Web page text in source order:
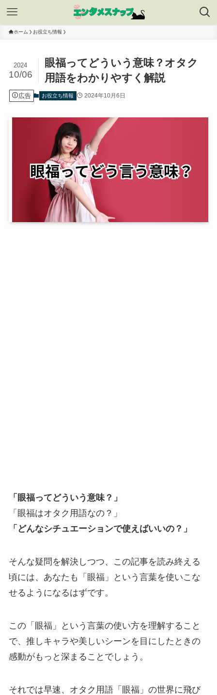
ホーム お役立ち情報
眼福ってどういう意味？オタク
用語をわかりやすく解説
2024
10/06
広告 お役立ち情報 2024年10月6日
「眼福ってどういう意味？」
「眼福はオタク用語なの？」
「どんなシチュエーションで使えばいいの？」
そんな疑問を解決しつつ、この記事を読み終える
頃には、あなたも「眼福」という言葉を使いこな
せるようになるはずです。
この「眼福」という言葉の使い方を理解すること
で、推しキャラや美しいシーンを目にしたときの
感動がもっと深まることでしょう。
それでは早速、オタク用語「眼福」の世界に飛び